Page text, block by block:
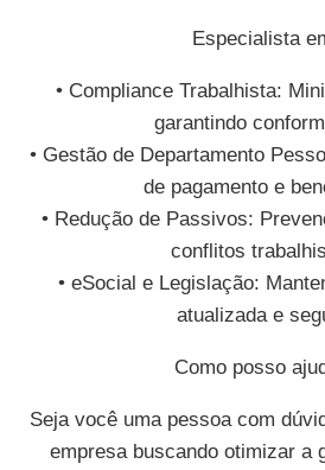
Especialista
• Compliance Trabalhista:
garantindo
• Gestão de Departamento
de pagamento e
• Redução de Passivos:
conflitos
• eSocial e Legislação:
atualizada e
Como posso
Seja você uma pessoa com
empresa buscando otimizar a